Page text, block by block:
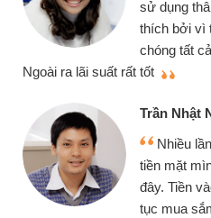
sử dụng
thích bởi vì
chóng tất
Ngoài ra lãi suất rất tốt
Trần Nhật
Nhiều
tiền mặt
đây. Tiền
tục mua